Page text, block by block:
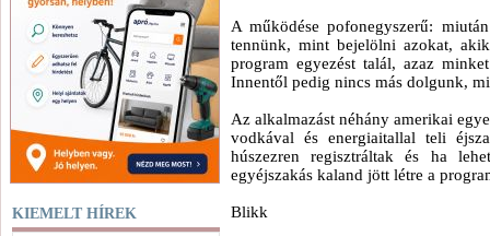
KIEMELT HÍREK
A működése pofonegyszerű:
tennünk, mint bejelölni azokat,
program egyezést talál, azaz
Innentől pedig nincs más dolgunk,
Az alkalmazást néhány amerikai
vodkával és energiaitallal teli
húszezren regisztráltak és ha
egyéjszakás kaland jött létre a
Blikk